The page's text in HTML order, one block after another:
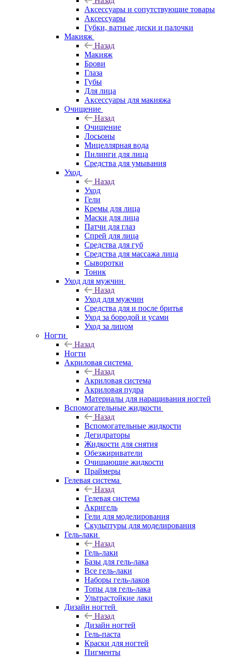
Аксессуары и сопутствующие товары
Аксессуары
Губки, ватные диски и палочки
Макияж
Назад
Макияж
Брови
Глаза
Губы
Для лица
Аксессуары для макияжа
Очищение
Назад
Очищение
Лосьоны
Мицеллярная вода
Пилинги для лица
Средства для умывания
Уход
Назад
Уход
Гели
Кремы для лица
Маски для лица
Патчи для глаз
Спрей для лица
Средства для губ
Средства для массажа лица
Сыворотки
Тоник
Уход для мужчин
Назад
Уход для мужчин
Средства для и после бритья
Уход за бородой и усами
Уход за лицом
Ногти
Назад
Ногти
Акриловая система
Назад
Акриловая система
Акриловая пудра
Материалы для наращивания ногтей
Вспомогательные жидкости
Назад
Вспомогательные жидкости
Дегидраторы
Жидкости для снятия
Обезжириватели
Очищающие жидкости
Праймеры
Гелевая система
Назад
Гелевая система
Акригель
Гели для моделирования
Скульптуры для моделирования
Гель-лаки
Назад
Гель-лаки
Базы для гель-лака
Все гель-лаки
Наборы гель-лаков
Топы для гель-лака
Ультрастойкие лаки
Дизайн ногтей
Назад
Дизайн ногтей
Гель-паста
Краски для ногтей
Пигменты